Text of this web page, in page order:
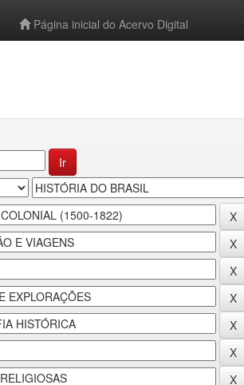
Página inicial do Acervo Digital